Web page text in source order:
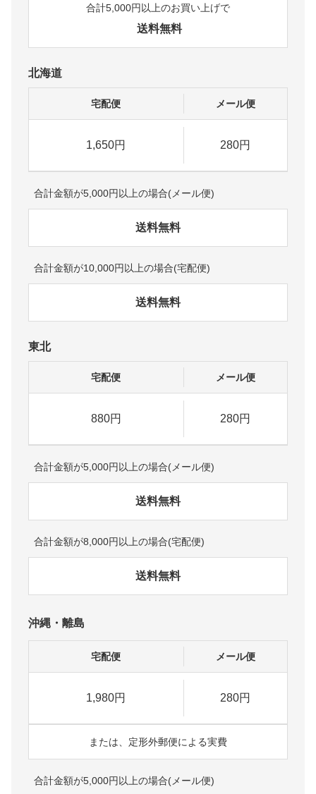
合計5,000円以上のお買い上げで
送料無料
北海道
宅配便 メール便
1,650円 280円
合計金額が5,000円以上の場合(メール便)
送料無料
合計金額が10,000円以上の場合(宅配便)
送料無料
東北
宅配便 メール便
880円 280円
合計金額が5,000円以上の場合(メール便)
送料無料
合計金額が8,000円以上の場合(宅配便)
送料無料
沖縄・離島
宅配便 メール便
1,980円 280円
または、定形外郵便による実費
合計金額が5,000円以上の場合(メール便)